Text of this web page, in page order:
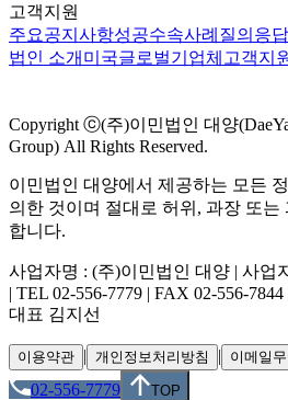
고객지원
주요공지사항성공수속사례 질의응답
법인 소개 미국글로벌기업체 고객지
Copyright ⓒ(주)이민법인 대양
Group) All Rights Reserved.
이민법인 대양에서 제공하는 모든
의한 것이며 절대로 허위, 과장 또는
합니다.
사업자명 : (주)이민법인 대양 | 사업
| TEL 02-556-7779 | FAX 02-556-
대표 김지선
이용약관 | 개인정보처리방침 | 이메일
02-556-7779
TOP